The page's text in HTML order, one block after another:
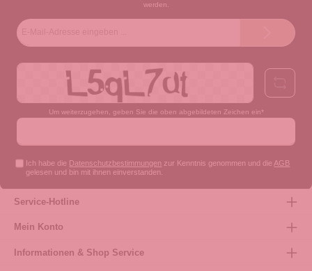
werden.
Um weiterzugehen, geben Sie die oben abgebildeten Zeichen ein*
Ich habe die Datenschutzbestimmungen zur Kenntnis genommen und die AGB
gelesen und bin mit ihnen einverstanden.
Service-Hotline
Mein Konto
Informationen & Shop Service